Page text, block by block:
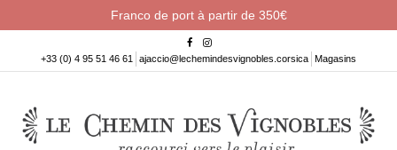
Franco de port à partir de 350€
+33 (0) 4 95 51 46 61 ajaccio@lechemindesvignobles.corsica Magasins